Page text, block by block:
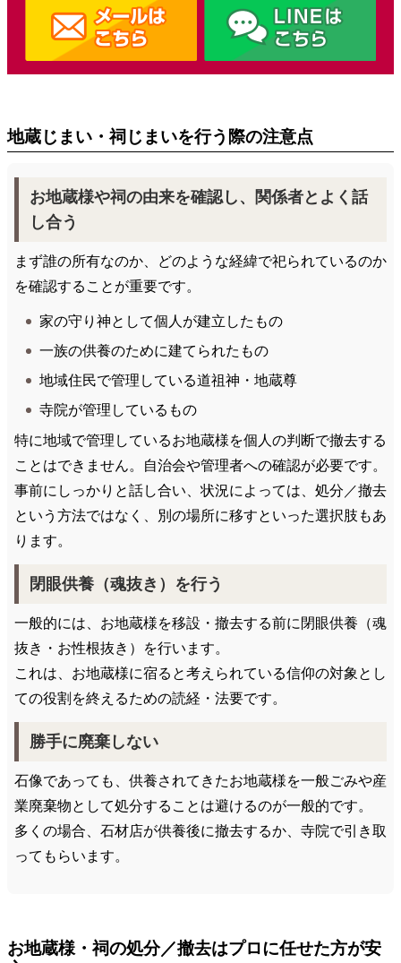
地蔵じまい・祠じまいを行う際の注意点
お地蔵様や祠の由来を確認し、関係者とよく話
し合う
まず誰の所有なのか、どのような経緯で祀られているのか
を確認することが重要です。
家の守り神として個人が建立したもの
一族の供養のために建てられたもの
地域住民で管理している道祖神・地蔵尊
寺院が管理しているもの
特に地域で管理しているお地蔵様を個人の判断で撤去する
ことはできません。自治会や管理者への確認が必要です。
事前にしっかりと話し合い、状況によっては、処分／撤去
という方法ではなく、別の場所に移すといった選択肢もあ
ります。
閉眼供養（魂抜き）を行う
一般的には、お地蔵様を移設・撤去する前に閉眼供養（魂
抜き・お性根抜き）を行います。
これは、お地蔵様に宿ると考えられている信仰の対象とし
ての役割を終えるための読経・法要です。
勝手に廃棄しない
石像であっても、供養されてきたお地蔵様を一般ごみや産
業廃棄物として処分することは避けるのが一般的です。
多くの場合、石材店が供養後に撤去するか、寺院で引き取
ってもらいます。
お地蔵様・祠の処分／撤去はプロに任せた方が安